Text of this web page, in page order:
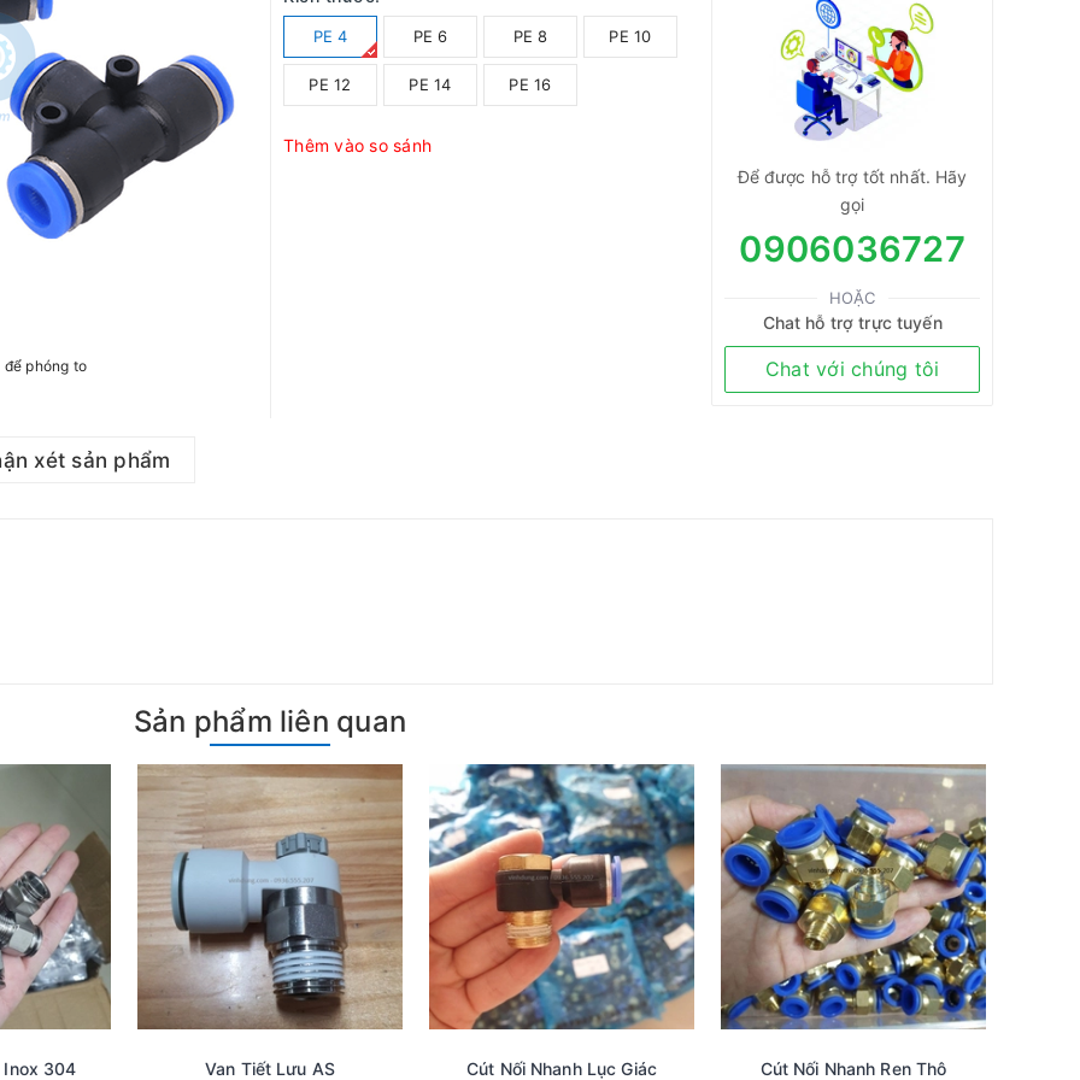
phóng to
PE 4 PE 6 PE 8 PE 10
PE 12 PE 14 PE 16
Thêm vào so sánh
Để được hỗ trợ tốt nhất. Hãy
gọi
0906036727
HOẶC
Chat hỗ trợ trực tuyến
Chat với chúng tôi
xét sản phẩm
Sản phẩm liên quan
Inox 304 Van Tiết Lưu AS Cút Nối Nhanh Lục Giác Cút Nối Nhanh Ren Thô